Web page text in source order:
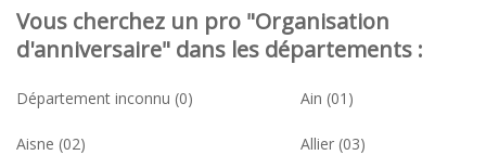
Vous cherchez un pro "Organisation
d'anniversaire" dans les départements :
Département inconnu (0) Ain (01)
Aisne (02) Allier (03)